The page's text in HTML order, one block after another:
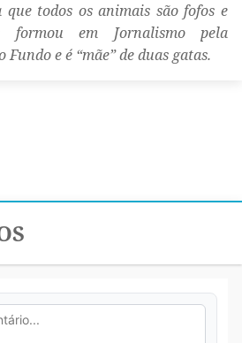
todos os animais são fofos e
formou em Jornalismo pela
Fundo e é “mãe” de duas gatas.